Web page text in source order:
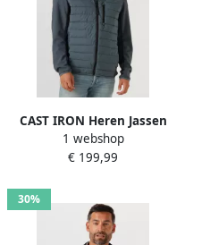
CAST IRON Heren Jassen
Revalve Blauw
1 webshop
€ 199,99
30%